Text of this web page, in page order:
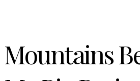
Mountains